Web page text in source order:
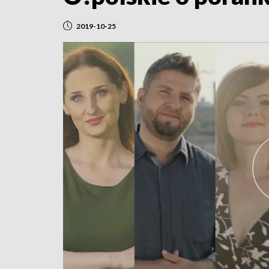
2019-10-25